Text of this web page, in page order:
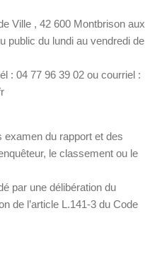
Ville , 42 600 Montbrison aux
public du lundi au vendredi de
: 04 77 96 39 02 ou courriel :
examen du rapport et des
le classement ou le
par une délibération du
de l’article L.141-3 du Code